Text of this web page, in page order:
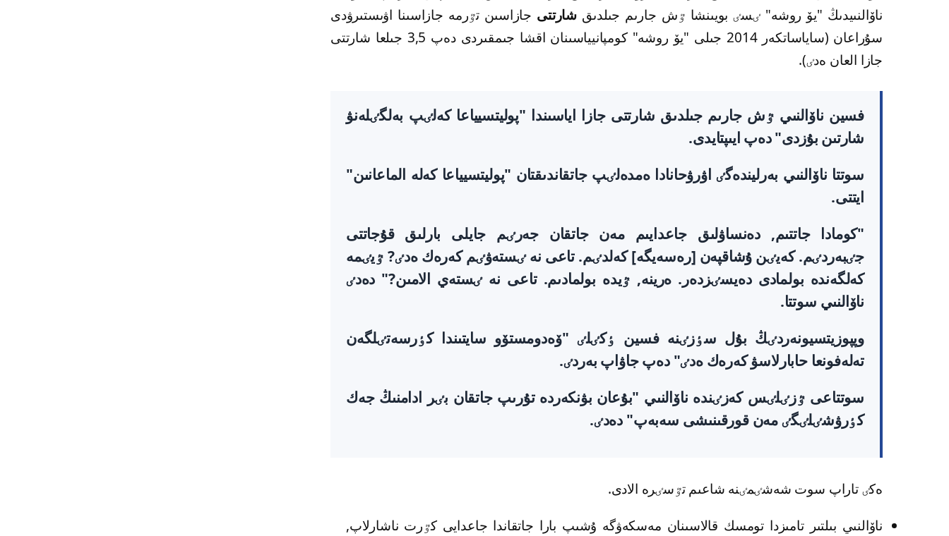
ناۆالنىيدىڭ "يۆ روشە" ٸسٸ بويىنشا ٷش جارىم جىلدىق شارتتى جازاسىن تٷرمە جازاسىنا اۋىستىرۋدى
سۇراعان (ساياساتكەر 2014 جىلى "يۆ روشە" كومپانيياسىنان اقشا جىمقىردى دەپ 3,5 جىلعا شارتتى
جازا العان ەدٸ).
فسين ناۆالنىي ٷش جارىم جىلدىق شارتتى جازا اياسىندا "پوليتسيياعا كەلٸپ بەلگٸلەنۋ
شارتىن بۇزدى" دەپ ايىپتايدى.
سوتتا ناۆالنىي بەرليندەگٸ اۋرۋحانادا ەمدەلٸپ جاتقاندىقتان "پوليتسيياعا كەلە الماعانىن"
ايتتى.
"كومادا جاتتىم, دەنساۋلىق جاعدايىم مەن جاتقان جەرٸم جايلى بارلىق قۇجاتتى
جٸبەردٸم. كەيٸن ۇشاقپەن [رەسەيگە] كەلدٸم. تاعى نە ٸستەۋٸم كەرەك ەدٸ? ٷيٸمە
كەلگەندە بولمادى دەيسٸزدەر. ەرينە, ٷيدە بولمادىم. تاعى نە ٸستەي الامىن?" دەدٸ
ناۆالنىي سوتتا.
وپپوزيتسيونەردٸڭ بۇل سٶزٸنە فسين ٶكٸلٸ "ۆەدومستۆو سايتىندا كٶرسەتٸلگەن
تەلەفونعا حابارلاسۋ كەرەك ەدٸ" دەپ جاۋاپ بەردٸ.
سوتتاعى ٷزٸلٸس كەزٸندە ناۆالنىي "بۇعان بۋنكەردە تۇرىپ جاتقان بٸر ادامنىڭ جەك
كٶرۋشٸلٸگٸ مەن قورقىنىشى سەبەپ" دەدٸ.
ەكٸ تاراپ سوت شەشٸمٸنە شاعىم تٷسٸرە الادى.
ناۆالنىي بىلتىر تامىزدا تومسك قالاسىنان مەسكەۋگە ۇشىپ بارا جاتقاندا جاعدايى كٷرت ناشارلاپ,